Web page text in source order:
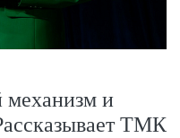
механизм и
ТМК